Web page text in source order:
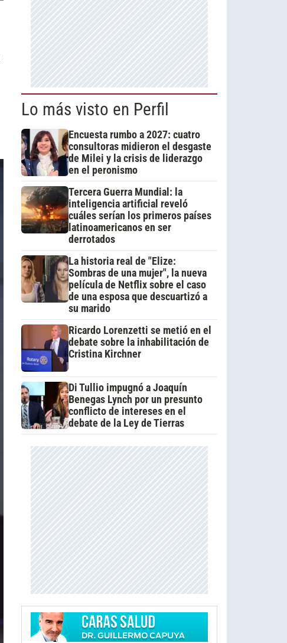
Lo más visto en Perfil
Encuesta rumbo a 2027: cuatro
consultoras midieron el desgaste
de Milei y la crisis de liderazgo
en el peronismo
Tercera Guerra Mundial: la
inteligencia artificial reveló
cuáles serían los primeros países
latinoamericanos en ser
derrotados
La historia real de "Elize:
Sombras de una mujer", la nueva
película de Netflix sobre el caso
de una esposa que descuartizó a
su marido
Ricardo Lorenzetti se metió en el
debate sobre la inhabilitación de
Cristina Kirchner
Di Tullio impugnó a Joaquín
Benegas Lynch por un presunto
conflicto de intereses en el
debate de la Ley de Tierras